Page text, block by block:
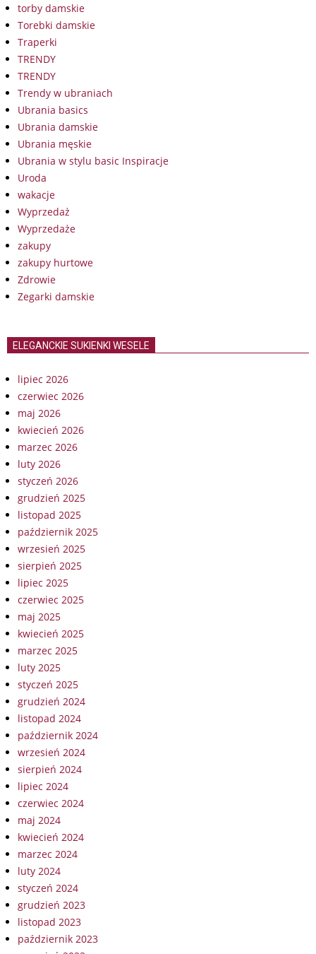
torby damskie
Torebki damskie
Traperki
TRENDY
TRENDY
Trendy w ubraniach
Ubrania basics
Ubrania damskie
Ubrania męskie
Ubrania w stylu basic Inspiracje
Uroda
wakacje
Wyprzedaż
Wyprzedaże
zakupy
zakupy hurtowe
Zdrowie
Zegarki damskie
ELEGANCKIE SUKIENKI WESELE
lipiec 2026
czerwiec 2026
maj 2026
kwiecień 2026
marzec 2026
luty 2026
styczeń 2026
grudzień 2025
listopad 2025
październik 2025
wrzesień 2025
sierpień 2025
lipiec 2025
czerwiec 2025
maj 2025
kwiecień 2025
marzec 2025
luty 2025
styczeń 2025
grudzień 2024
listopad 2024
październik 2024
wrzesień 2024
sierpień 2024
lipiec 2024
czerwiec 2024
maj 2024
kwiecień 2024
marzec 2024
luty 2024
styczeń 2024
grudzień 2023
listopad 2023
październik 2023